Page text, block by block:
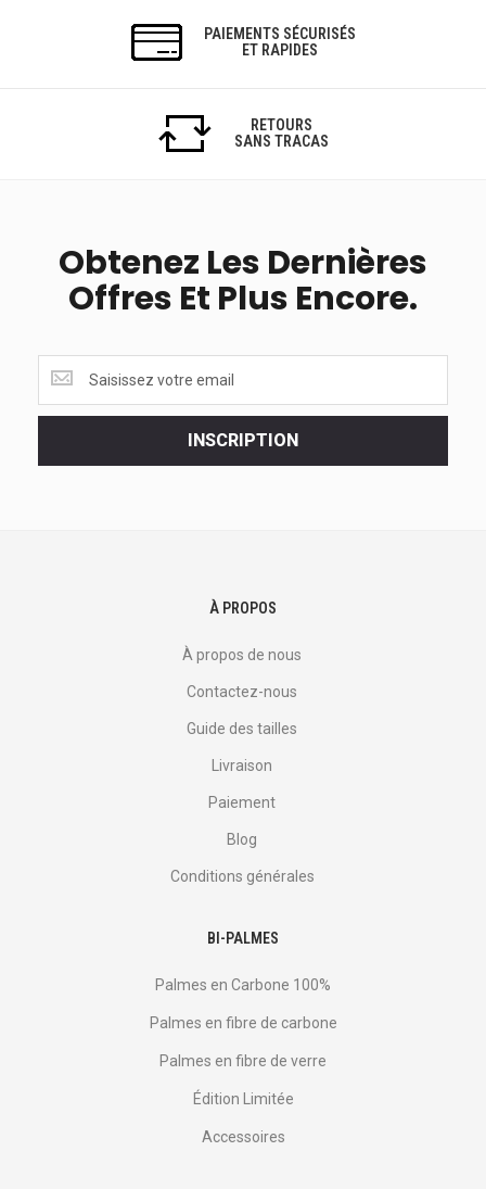
PAIEMENTS SÉCURISÉS
ET RAPIDES
RETOURS
SANS TRACAS
Obtenez Les Dernières
Offres Et Plus Encore.
les
dernières
INSCRIPTION
À PROPOS
À propos de nous
Contactez-nous
Guide des tailles
Livraison
Paiement
Blog
Conditions générales
BI-PALMES
Palmes en Carbone 100%
Palmes en fibre de carbone
Palmes en fibre de verre
Édition Limitée
Accessoires